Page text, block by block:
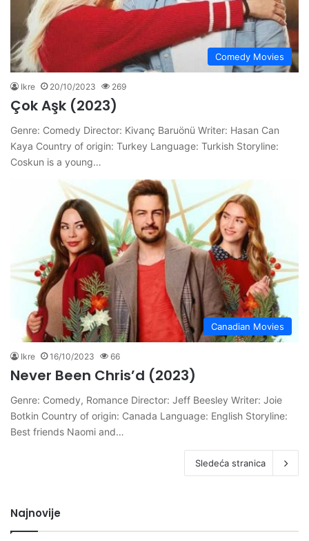
Comedy Movies
Ikre 20/10/2023 269
Çok Aşk (2023)
Genre: Comedy Director: Kivanç Baruönü Writer: Hasan Can
Kaya Country of origin: Turkey Language: Turkish Storyline:
Coskun is a young…
Canadian Movies
Ikre 16/10/2023 66
Never Been Chris’d (2023)
Genre: Comedy, Romance Director: Jeff Beesley Writer: Joie
Botkin Country of origin: Canada Language: English Storyline:
Best friends Naomi and…
Sledeća stranica
Najnovije